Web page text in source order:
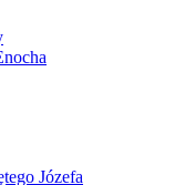
Józefa